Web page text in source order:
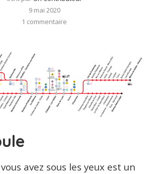
9 mai 2020
1 commentaire
avez sous les yeux est un